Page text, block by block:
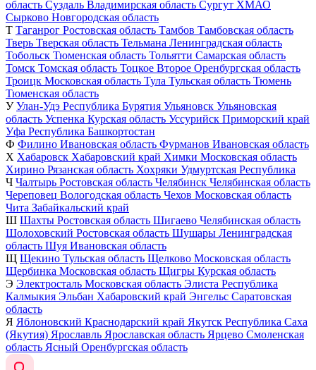
область Суздаль Владимирская область Сургут ХМАО
Сырково Новгородская область
Т Таганрог Ростовская область Тамбов Тамбовская область
Тверь Тверская область Тельмана Ленинградская область
Тобольск Тюменская область Тольятти Самарская область
Томск Томская область Тоцкое Второе Оренбургская область
Троицк Московская область Тула Тульская область Тюмень
Тюменская область
У Улан-Удэ Республика Бурятия Ульяновск Ульяновская
область Успенка Курская область Уссурийск Приморский край
Уфа Республика Башкортостан
Ф Филино Ивановская область Фурманов Ивановская область
Х Хабаровск Хабаровский край Химки Московская область
Хирино Рязанская область Хохряки Удмуртская Республика
Ч Чалтырь Ростовская область Челябинск Челябинская область
Череповец Вологодская область Чехов Московская область
Чита Забайкальский край
Ш Шахты Ростовская область Шигаево Челябинская область
Шолоховский Ростовская область Шушары Ленинградская
область Шуя Ивановская область
Щ Щекино Тульская область Щелково Московская область
Щербинка Московская область Щигры Курская область
Э Электросталь Московская область Элиста Республика
Калмыкия Эльбан Хабаровский край Энгельс Саратовская
область
Я Яблоновский Краснодарский край Якутск Республика Саха
(Якутия) Ярославль Ярославская область Ярцево Смоленская
область Ясный Оренбургская область